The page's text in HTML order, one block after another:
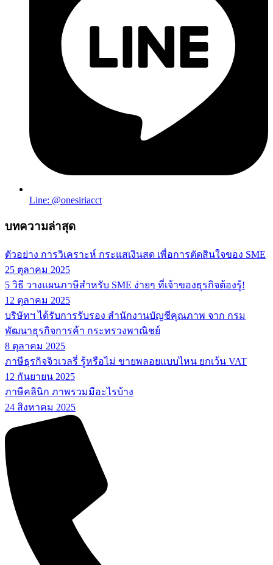
Line: @onesiriacct
บทความล่าสุด
ตัวอย่าง การวิเคราะห์ กระแสเงินสด เพื่อการตัดสินใจของ SME
25 ตุลาคม 2025
5 วิธี วางแผนภาษีสำหรับ SME ง่ายๆ ที่เจ้าของธุรกิจต้องรู้!
12 ตุลาคม 2025
บริษัทฯ ได้รับการรับรอง สำนักงานบัญชีคุณภาพ จาก กรม
พัฒนาธุรกิจการค้า กระทรวงพาณิชย์
8 ตุลาคม 2025
ภาษีธุรกิจจิวเวลรี่ รู้หรือไม่ ขายพลอยแบบไหน ยกเว้น VAT
12 กันยายน 2025
ภาษีคลินิก ภาพรวมมีอะไรบ้าง
24 สิงหาคม 2025